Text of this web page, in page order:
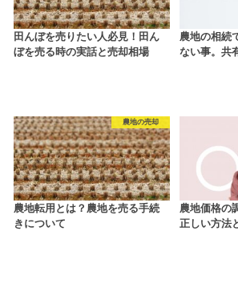
田んぼを売りたい人必見！田ん
ぼを売る時の実話と売却相場
農地の相続
ない事。共
農地の売却
農地転用とは？農地を売る手続
きについて
農地価格の
正しい方法